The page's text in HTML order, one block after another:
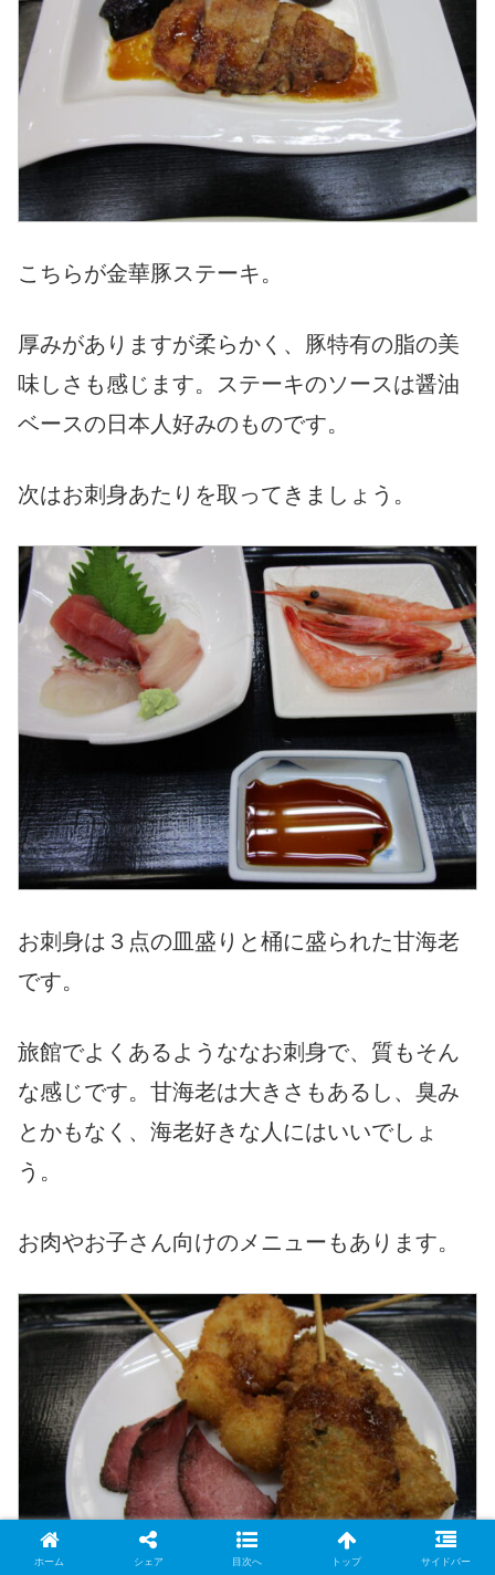
こちらが金華豚ステーキ。
厚みがありますが柔らかく、豚特有の脂の美
味しさも感じます。ステーキのソースは醤油
ベースの日本人好みのものです。
次はお刺身あたりを取ってきましょう。
お刺身は３点の皿盛りと桶に盛られた甘海老
です。
旅館でよくあるようななお刺身で、質もそん
な感じです。甘海老は大きさもあるし、臭み
とかもなく、海老好きな人にはいいでしょ
う。
お肉やお子さん向けのメニューもあります。
ホーム シェア 目次へ トップ サイドバー